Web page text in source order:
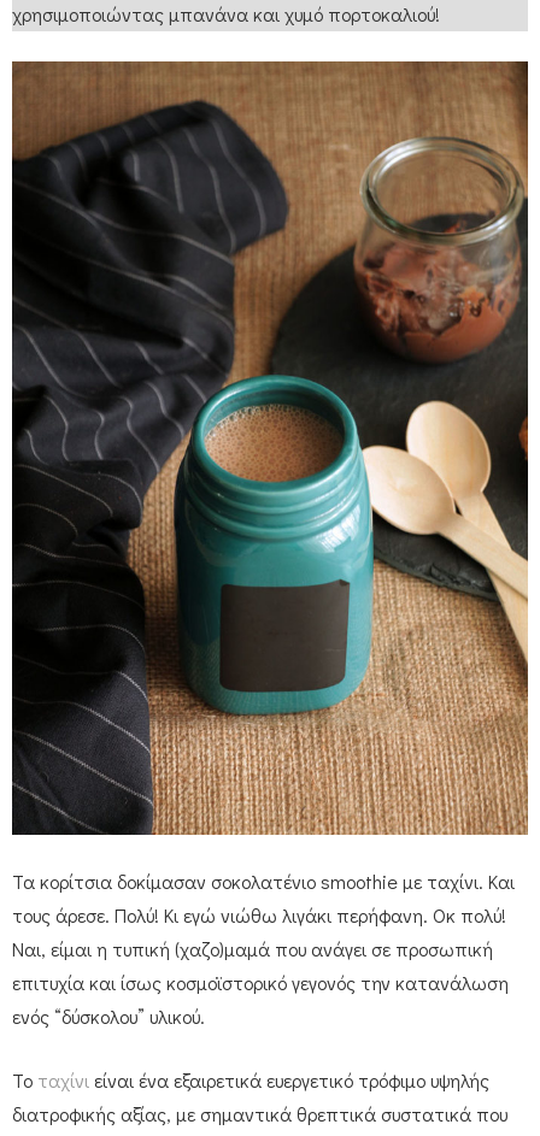
χρησιμοποιώντας μπανάνα και χυμό πορτοκαλιού!
Τα κορίτσια δοκίμασαν σοκολατένιο smoothie με ταχίνι. Και
τους άρεσε. Πολύ! Κι εγώ νιώθω λιγάκι περήφανη. Οκ πολύ!
Ναι, είμαι η τυπική (χαζο)μαμά που ανάγει σε προσωπική
επιτυχία και ίσως κοσμοϊστορικό γεγονός την κατανάλωση
ενός “δύσκολου” υλικού.
Το ταχίνι είναι ένα εξαιρετικά ευεργετικό τρόφιμο υψηλής
διατροφικής αξίας, με σημαντικά θρεπτικά συστατικά που